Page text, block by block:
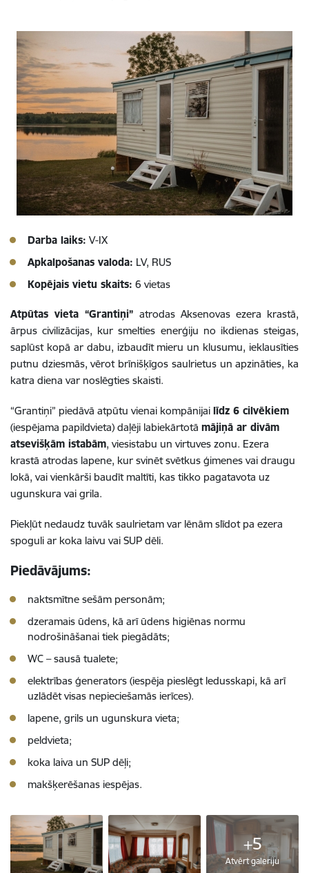
Darba laiks: V-IX
Apkalpošanas valoda: LV, RUS
Kopējais vietu skaits: 6 vietas
Atpūtas vieta “Grantiņi” atrodas Aksenovas ezera krastā,
ārpus civilizācijas, kur smelties enerģiju no ikdienas steigas,
saplūst kopā ar dabu, izbaudīt mieru un klusumu, ieklausīties
putnu dziesmās, vērot brīnišķīgos saulrietus un apzināties, ka
katra diena var noslēgties skaisti.
“Grantiņi” piedāvā atpūtu vienai kompānijai līdz 6 cilvēkiem
(iespējama papildvieta) daļēji labiekārtotā mājiņā ar divām
atsevišķām istabām, viesistabu un virtuves zonu. Ezera
krastā atrodas lapene, kur svinēt svētkus ģimenes vai draugu
lokā, vai vienkārši baudīt maltīti, kas tikko pagatavota uz
ugunskura vai grila.
Piekļūt nedaudz tuvāk saulrietam var lēnām slīdot pa ezera
spoguli ar koka laivu vai SUP dēli.
Piedāvājums:
naktsmītne sešām personām;
dzeramais ūdens, kā arī ūdens higiēnas normu
nodrošināšanai tiek piegādāts;
WC – sausā tualete;
elektrības ģenerators (iespēja pieslēgt ledusskapi, kā arī
uzlādēt visas nepieciešamās ierīces).
lapene, grils un ugunskura vieta;
peldvieta;
koka laiva un SUP dēļi;
makšķerēšanas iespējas.
+5
Atvērt galeriju